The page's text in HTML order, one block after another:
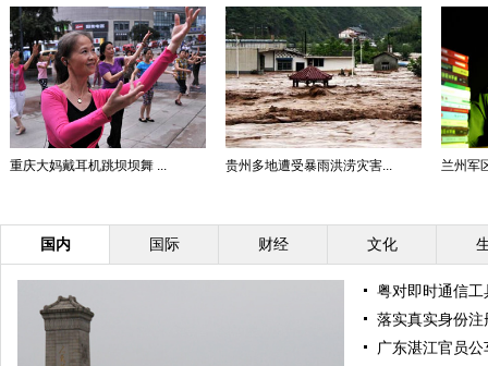
重庆大妈戴耳机跳坝坝舞 ... 贵州多地遭受暴雨洪涝灾害... 兰州军
国内 国际 财经 文化
粤对即时通信
落实真实身份
广东湛江官员